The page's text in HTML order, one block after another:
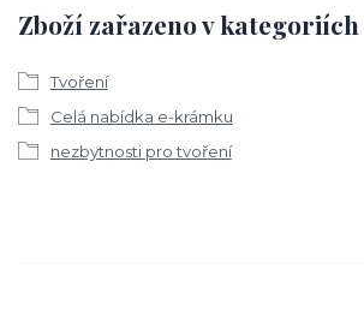
Zboží zařazeno v kategoriích
Tvoření
Celá nabídka e-krámku
nezbytnosti pro tvoření